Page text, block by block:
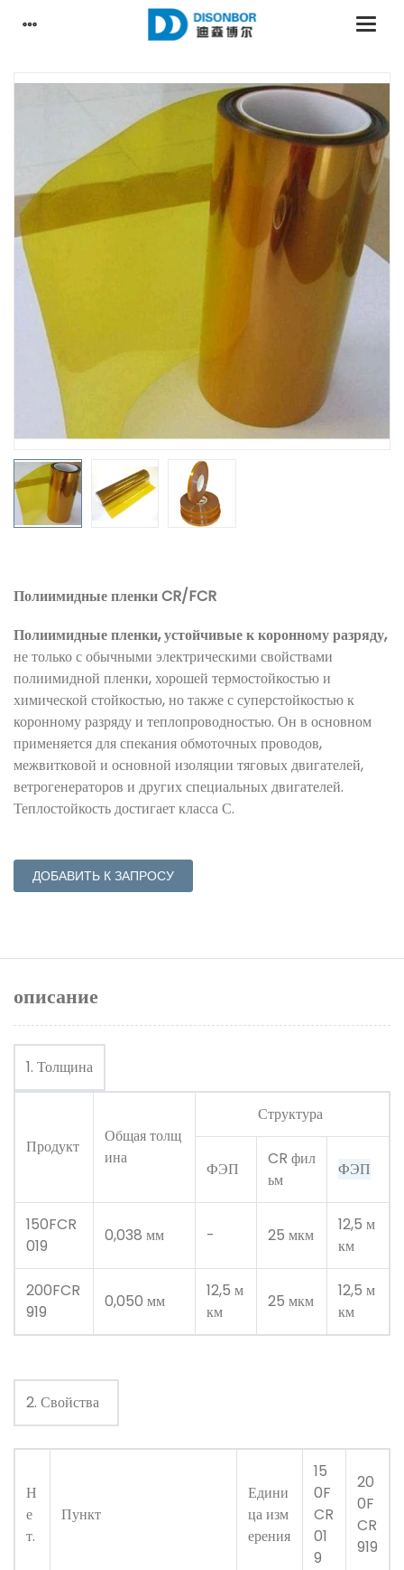
Полиимидные пленки CR/FCR
Полиимидные пленки, устойчивые к коронному разряду,
не только с обычными электрическими свойствами
полиимидной пленки, хорошей термостойкостью и
химической стойкостью, но также с суперстойкостью к
коронному разряду и теплопроводностью. Он в основном
применяется для спекания обмоточных проводов,
межвитковой и основной изоляции тяговых двигателей,
ветрогенераторов и других специальных двигателей.
Теплостойкость достигает класса С.
ДОБАВИТЬ К ЗАПРОСУ
описание
1. Толщина
Продукт
Общая толщ
ина
Структура
ФЭП
CR фил
ьм
ФЭП
150FCR
019
0,038 мм - 25 мкм
12,5 м
км
200FCR
919
0,050 мм
12,5 м
км
25 мкм
12,5 м
км
2. Свойства
Н
е
т.
Пункт
Едини
ца изм
ерения
15
0F
CR
01
9
20
0F
CR
919